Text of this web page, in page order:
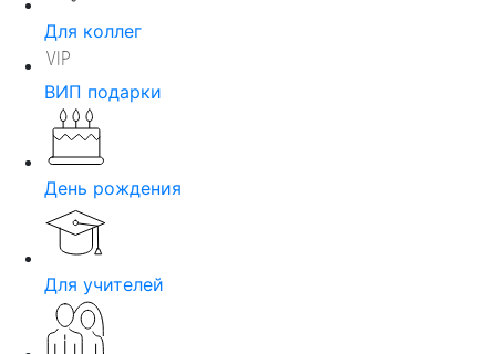
Для коллег
ВИП подарки
День рождения
Для учителей